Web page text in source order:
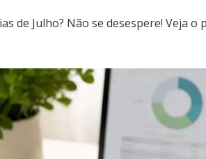
de Julho? Não se desespere! Veja